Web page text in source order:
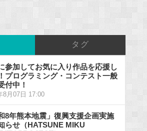
タグ
参加してお気に入り作品を応援し
プログラミング・コンテスト一般
付中！
8月07日 17:00
8年熊本地震」復興支援企画実施
らせ（HATSUNE MIKU